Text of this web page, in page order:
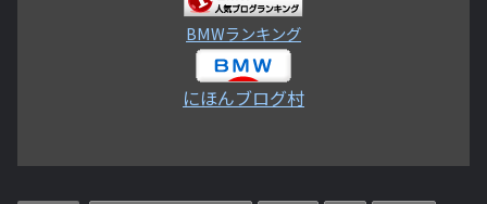
BMWランキング
にほんブログ村